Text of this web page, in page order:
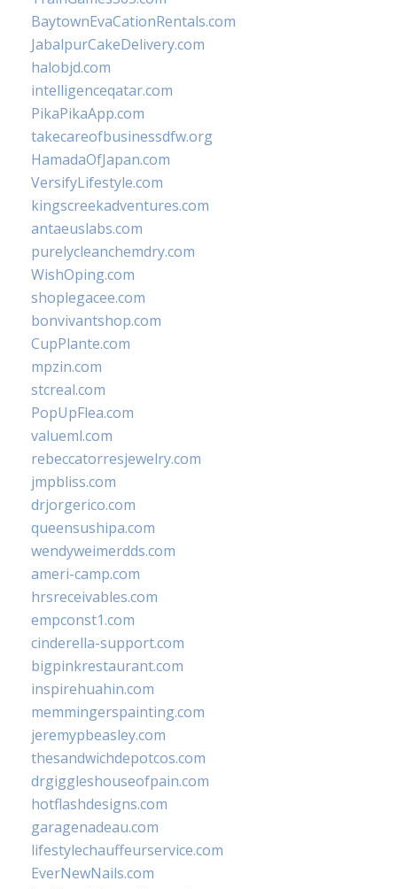
BaytownEvaCationRentals.com
JabalpurCakeDelivery.com
halobjd.com
intelligenceqatar.com
PikaPikaApp.com
takecareofbusinessdfw.org
HamadaOfJapan.com
VersifyLifestyle.com
kingscreekadventures.com
antaeuslabs.com
purelycleanchemdry.com
WishOping.com
shoplegacee.com
bonvivantshop.com
CupPlante.com
mpzin.com
stcreal.com
PopUpFlea.com
valueml.com
rebeccatorresjewelry.com
jmpbliss.com
drjorgerico.com
queensushipa.com
wendyweimerdds.com
ameri-camp.com
hrsreceivables.com
empconst1.com
cinderella-support.com
bigpinkrestaurant.com
inspirehuahin.com
memmingerspainting.com
jeremypbeasley.com
thesandwichdepotcos.com
drgiggleshouseofpain.com
hotflashdesigns.com
garagenadeau.com
lifestylechauffeurservice.com
EverNewNails.com